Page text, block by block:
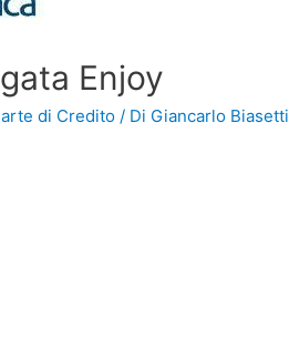
Enjoy
di Credito / Di Giancarlo Biasetti